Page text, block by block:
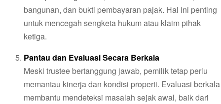
bangunan, dan bukti pembayaran pajak. Hal ini penting
untuk mencegah sengketa hukum atau klaim pihak
ketiga.
Pantau dan Evaluasi Secara Berkala
Meski trustee bertanggung jawab, pemilik tetap perlu
memantau kinerja dan kondisi properti. Evaluasi berkala
membantu mendeteksi masalah sejak awal, baik dari